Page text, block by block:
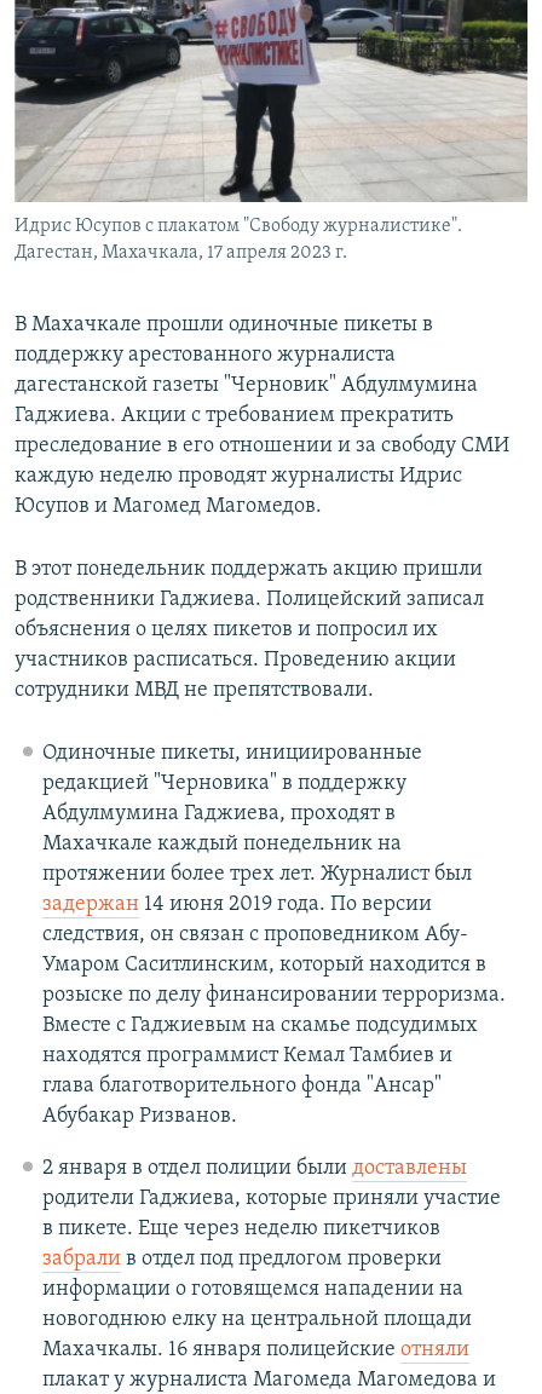
РАСПИСАНИЕ ВЕЩАНИЯ
ПОДПИШИТЕСЬ НА РАССЫЛКУ
СОЦИАЛЬНЫЕ СЕТИ
Идрис Юсупов с плакатом "Свободу журналистике".
Дагестан, Махачкала, 17 апреля 2023 г.
В Махачкале прошли одиночные пикеты в
поддержку арестованного журналиста
дагестанской газеты "Черновик" Абдулмумина
Гаджиева. Акции с требованием прекратить
преследование в его отношении и за свободу СМИ
каждую неделю проводят журналисты Идрис
Юсупов и Магомед Магомедов.
В этот понедельник поддержать акцию пришли
родственники Гаджиева. Полицейский записал
объяснения о целях пикетов и попросил их
участников расписаться. Проведению акции
сотрудники МВД не препятствовали.
Одиночные пикеты, инициированные
редакцией "Черновика" в поддержку
Абдулмумина Гаджиева, проходят в
Махачкале каждый понедельник на
протяжении более трех лет. Журналист был
задержан14 июня 2019 года. По версии
следствия, он связан с проповедником Абу-
Умаром Саситлинским, который находится в
розыске по делу финансировании терроризма.
Вместе с Гаджиевым на скамье подсудимых
находятся программист Кемал Тамбиев и
глава благотворительного фонда "Ансар"
Абубакар Ризванов.
2 января в отдел полиции были доставлены
родители Гаджиева, которые приняли участие
в пикете. Еще через неделю пикетчиков
забралив отдел под предлогом проверки
информации о готовящемся нападении на
новогоднюю елку на центральной площади
Махачкалы. 16 января полицейские отняли
плакат у журналиста Магомеда Магомедова и